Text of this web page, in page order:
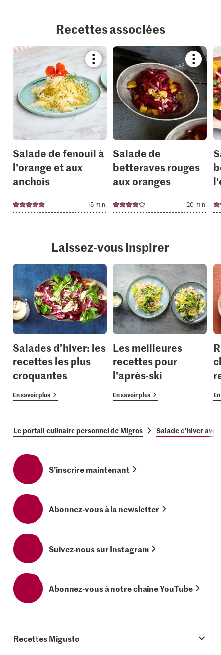
Recettes associées
Bookmark
recipe
or
add
it
to
your
collections.
Salade de fenouil à
l'orange et aux
anchois
15 min.
recipe
or
add
it
to
your
Salade de
betteraves rouges
aux oranges
20 min.
Laissez-vous inspirer
Salades d’hiver: les
recettes les plus
croquantes
En savoir plus
Les meilleures
recettes pour
l'après-ski
En savoir plus
Le portail culinaire personnel de Migros Salade d'hiver
S’inscrire maintenant
Abonnez-vous à la newsletter
Suivez-nous sur Instagram
Abonnez-vous à notre chaîne YouTube
Recettes Migusto